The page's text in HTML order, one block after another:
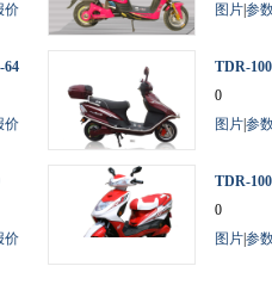
价
图片参
64
价
TDR-
0
图片参
价
TDR-
0
图片参